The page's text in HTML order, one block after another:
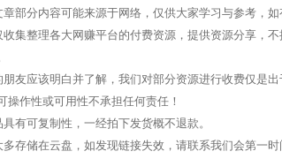
部分内容可能来源于网络，仅供大家学习与参考，
收集整理各大网赚平台的付费资源，提供资源分享，
友应该明白并了解，我们对部分资源进行收费仅是
操作性或可用性不承担任何责任！
有可复制性，一经拍下发货概不退款。
存储在云盘，如发现链接失效，请联系我们会第一时